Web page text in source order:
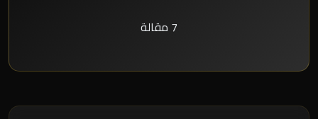
7 مقالة